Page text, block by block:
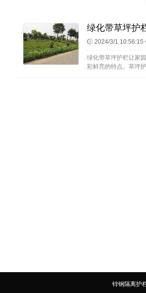
绿化带草坪护
2024/3/1 10:56:15
绿化带草坪护栏让家
彩鲜亮的特点。草坪
锌钢隔离护